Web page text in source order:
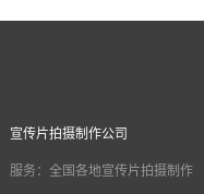
宣传片拍摄制作公司
服务：全国各地宣传片拍摄制作